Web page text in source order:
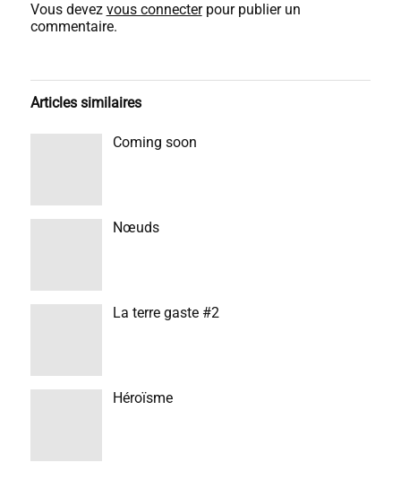
Vous devez vous connecterpour publier un
commentaire.
Articles similaires
Coming soon
Nœuds
La terre gaste #2
Héroïsme